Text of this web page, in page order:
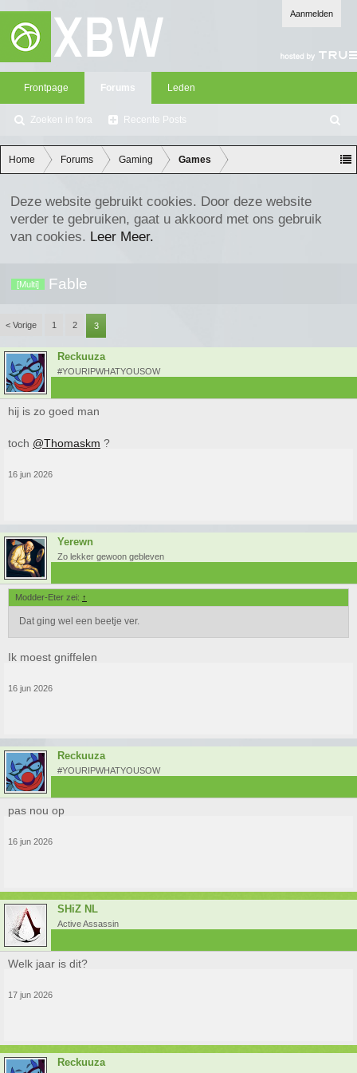
Aanmelden
Frontpage Forums
Zoeken in fora Recente Posts
Leden
oe
ke
n
Home Forums Gaming Games
Deze website gebruikt cookies. Door deze website
verder te gebruiken, gaat u akkoord met ons gebruik
van cookies. Leer Meer.
[Multi] Fable
< Vorige 1 2 3
Reckuuza
#YOURIPWHATYOUSOW
hij is zo goed man
toch @Thomaskm ?
16 jun 2026
Yerewn
Zo lekker gewoon gebleven
Modder-Eter zei: ↑
Dat ging wel een beetje ver.
Ik moest gniffelen
16 jun 2026
Reckuuza
#YOURIPWHATYOUSOW
pas nou op
16 jun 2026
SHiZ NL
Active Assassin
Welk jaar is dit?
17 jun 2026
Reckuuza